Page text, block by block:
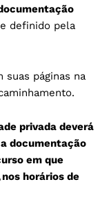
definido pela
suas páginas na
privada deverá
documentação
em que
horários de